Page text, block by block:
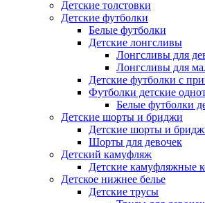
Детские толстовки
Детские футболки
Белые футболки
Детские лонгсливы
Лонгсливы для
Лонгсливы для
Детские футболки с
Футболки детские
Белые футболки
Детские шорты и бриджи
Детские шорты и
Шорты для девочек
Детский камуфляж
Детские камуфляжные
Детское нижнее белье
Детские трусы